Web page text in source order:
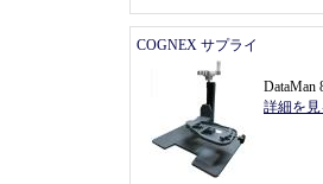
COGNEX サプライ
詳細を